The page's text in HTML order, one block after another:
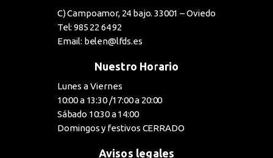
C) Campoamor, 24 bajo. 33001 – Oviedo
Tel: 985 22 64 92
Email: belen@lfds.es
Nuestro Horario
Lunes a Viernes
10:00 a 13:30 /17:00 a 20:00
Sábado 10:30 a 14:00
Domingos y festivos CERRADO
Avisos legales